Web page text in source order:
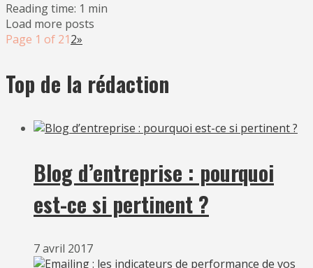
Reading time: 1 min
Load more posts
Page 1 of 212»
Top de la rédaction
Blog d’entreprise : pourquoi
est-ce si pertinent ?
7 avril 2017